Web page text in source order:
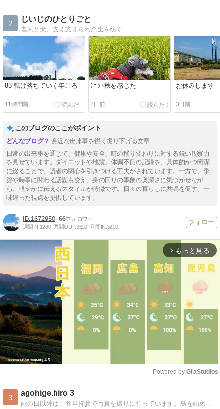
2
じいじのひとりごと
老人と犬、支え支えられ余生を紡ぐ
83 転げ落ちていく年ごろ
11時間前
ﾁｮｯﾄ秋を感じた
2日前
お休みします
3日前
このブログのここがポイント
身近な出来事を鋭く掘り下げる文章
日常の出来事を通じて、健康や安全、時の移り変わりに対する鋭い観察力
を見せています。ダイエットや地震、体調不良の記録を、具体的かつ簡潔
に綴ることで、読者の関心を引きつける工夫がされています。一方で、季
節や時事に関わる話題も交え、身の回りの事象の奥深さに気づかせなが
ら、軽やかに伝えるスタイルが特徴です。日々の暮らしに共鳴を促す、一
味違った視点を提供しています。
1672950 66
週間IN:1280 週間OUT:3610 月間IN:5210
arrow_forward_ios もっと見る
Powered by GliaStudios
3
agohige.hiro 3